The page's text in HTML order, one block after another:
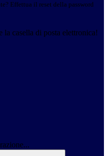
Effettua il reset della password
casella di posta elettronica!